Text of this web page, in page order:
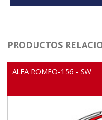
PRODUCTOS
ALFA ROMEO-156 - SW